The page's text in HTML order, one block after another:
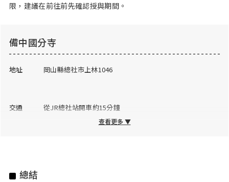
限，建議在前往前先確認授與期間。
備中國分寺
地址 岡山縣總社市上林1046
交通 從JR總社站開車約15分鐘
查看更多 ▼
總結